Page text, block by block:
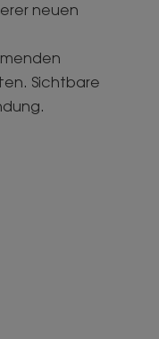
neuen
Sichtbare